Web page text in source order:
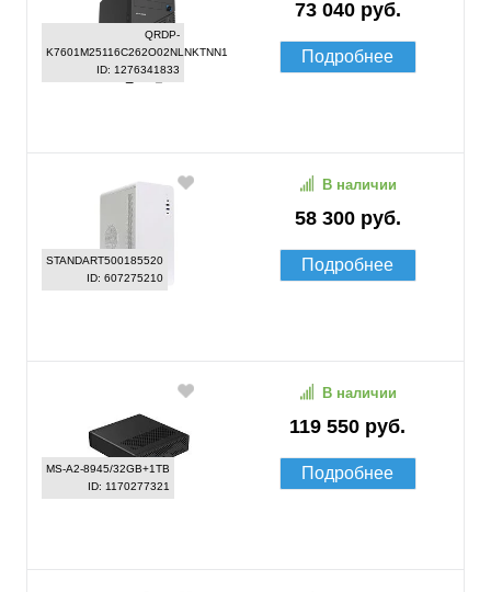
QRDP-
K7601M25116C262O02NLNKTNN1
ID: 1276341833
73 040 руб.
Подробнее
STANDART500185520
ID: 607275210
58 300 руб.
В наличии
Подробнее
MS-A2-8945/32GB+1TB
ID: 1170277321
119 550 руб.
В наличии
Подробнее